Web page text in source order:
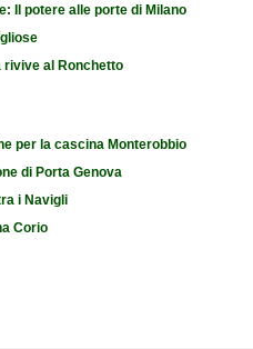
Il potere alle porte di Milano
al Ronchetto
per la cascina Monterobbio
di Porta Genova
i Navigli
Corio